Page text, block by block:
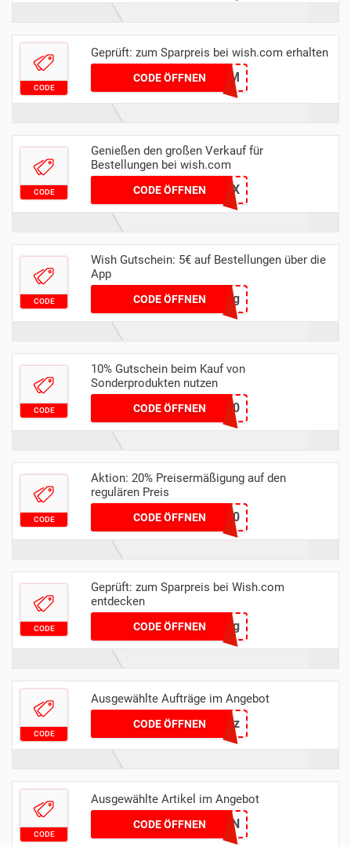
CODE
Geprüft: zum Sparpreis bei wish.com erhalten
CODE ÖFFNEN
CYWHGRTM
CODE
Genießen den großen Verkauf für
Bestellungen bei wish.com
CODE ÖFFNENCZLXXFNX
CODE
Wish Gutschein: 5€ auf Bestellungen über die
App
CODE ÖFFNENhjdtltg
CODE
10% Gutschein beim Kauf von
Sonderprodukten nutzen
CODE ÖFFNENGSGAU10
CODE
Aktion: 20% Preisermäßigung auf den
regulären Preis
CODE ÖFFNENNEWWISH20
CODE
Geprüft: zum Sparpreis bei Wish.com
entdecken
CODE ÖFFNENczcpsqwg
CODE
Ausgewählte Aufträge im Angebot
CODE ÖFFNENczkzhpqz
CODE
Ausgewählte Artikel im Angebot
CODE ÖFFNENCZNHPFBN